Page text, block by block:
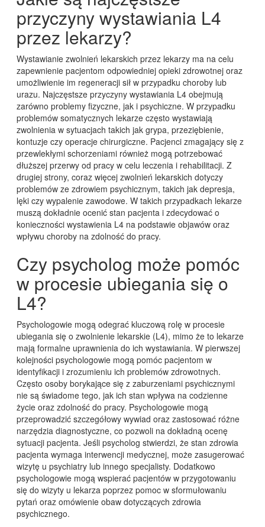
przyczyny wystawiania L4
przez lekarzy?
Wystawianie zwolnień lekarskich przez lekarzy ma na celu
zapewnienie pacjentom odpowiedniej opieki zdrowotnej oraz
umożliwienie im regeneracji sił w przypadku choroby lub
urazu. Najczęstsze przyczyny wystawiania L4 obejmują
zarówno problemy fizyczne, jak i psychiczne. W przypadku
problemów somatycznych lekarze często wystawiają
zwolnienia w sytuacjach takich jak grypa, przeziębienie,
kontuzje czy operacje chirurgiczne. Pacjenci zmagający się z
przewlekłymi schorzeniami również mogą potrzebować
dłuższej przerwy od pracy w celu leczenia i rehabilitacji. Z
drugiej strony, coraz więcej zwolnień lekarskich dotyczy
problemów ze zdrowiem psychicznym, takich jak depresja,
lęki czy wypalenie zawodowe. W takich przypadkach lekarze
muszą dokładnie ocenić stan pacjenta i zdecydować o
konieczności wystawienia L4 na podstawie objawów oraz
wpływu choroby na zdolność do pracy.
Czy psycholog może pomóc
w procesie ubiegania się o
L4?
Psychologowie mogą odegrać kluczową rolę w procesie
ubiegania się o zwolnienie lekarskie (L4), mimo że to lekarze
mają formalne uprawnienia do ich wystawiania. W pierwszej
kolejności psychologowie mogą pomóc pacjentom w
identyfikacji i zrozumieniu ich problemów zdrowotnych.
Często osoby borykające się z zaburzeniami psychicznymi
nie są świadome tego, jak ich stan wpływa na codzienne
życie oraz zdolność do pracy. Psychologowie mogą
przeprowadzić szczegółowy wywiad oraz zastosować różne
narzędzia diagnostyczne, co pozwoli na dokładną ocenę
sytuacji pacjenta. Jeśli psycholog stwierdzi, że stan zdrowia
pacjenta wymaga interwencji medycznej, może zasugerować
wizytę u psychiatry lub innego specjalisty. Dodatkowo
psychologowie mogą wspierać pacjentów w przygotowaniu
się do wizyty u lekarza poprzez pomoc w sformułowaniu
pytań oraz omówienie obaw dotyczących zdrowia
psychicznego.